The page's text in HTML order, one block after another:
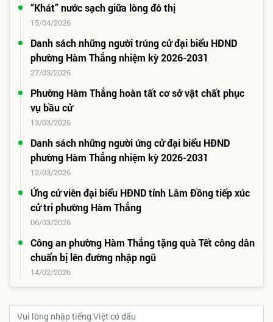
“Khát” nước sạch giữa lòng đô thị
15/04/2026
Danh sách những người trúng cử đại biểu HĐND
phường Hàm Thắng nhiệm kỳ 2026-2031
27/03/2026
Phường Hàm Thắng hoàn tất cơ sở vật chất phục
vụ bầu cử
13/03/2026
Danh sách những người ứng cử đại biểu HĐND
phường Hàm Thắng nhiệm kỳ 2026-2031
12/03/2026
Ứng cử viên đại biểu HĐND tỉnh Lâm Đồng tiếp xúc
cử tri phường Hàm Thắng
06/03/2026
Công an phường Hàm Thắng tặng quà Tết công dân
chuẩn bị lên đường nhập ngũ
14/02/2026